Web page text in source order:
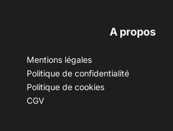
A propos
Mentions légales
Politique de confidentialité
Politique de cookies
CGV